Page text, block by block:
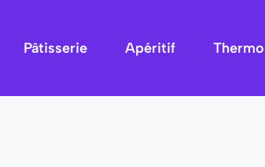
Pâtisserie Apéritif